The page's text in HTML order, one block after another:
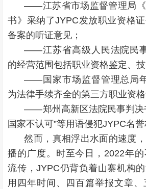
——江苏省市场监督管理局《
书》采纳了JYPC发放职业资格
备案的听证意见；
——江苏省高级人民法院民
的经营范围包括职业资格鉴定、技
——国家市场监督管理总局
为法律手续齐全的第三方职业资格
——郑州高新区法院民事判决
国家不认可”等用语侵犯JYPC名誉
然而，真相浮出水面的速度
播的广度。时至今日，2022年
流传，JYPC仍背负着山寨机构
用四年时间、四百篇举报文章